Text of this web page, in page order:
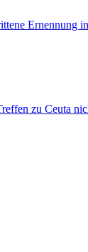
Ernennung
zu Ceuta